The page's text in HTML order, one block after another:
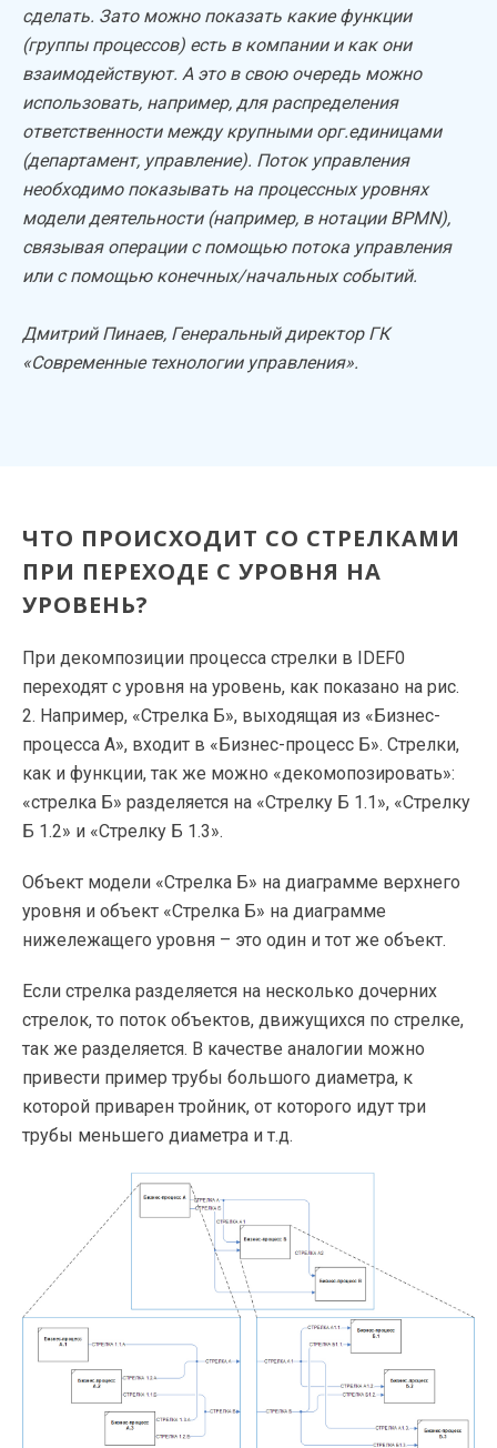
сделать. Зато можно показать какие функции
(группы процессов) есть в компании и как они
взаимодействуют. А это в свою очередь можно
использовать, например, для распределения
ответственности между крупными орг.единицами
(департамент, управление). Поток управления
необходимо показывать на процессных уровнях
модели деятельности (например, в нотации BPMN),
связывая операции с помощью потока управления
или с помощью конечных/начальных событий.
Дмитрий Пинаев, Генеральный директор ГК
«Современные технологии управления».
ЧТО ПРОИСХОДИТ СО СТРЕЛКАМИ
ПРИ ПЕРЕХОДЕ С УРОВНЯ НА
УРОВЕНЬ?
При декомпозиции процесса стрелки в IDEF0
переходят с уровня на уровень, как показано на рис.
2. Например, «Стрелка Б», выходящая из «Бизнес-
процесса А», входит в «Бизнес-процесс Б». Стрелки,
как и функции, так же можно «декомопозировать»:
«стрелка Б» разделяется на «Стрелку Б 1.1», «Стрелку
Б 1.2» и «Стрелку Б 1.3».
Объект модели «Стрелка Б» на диаграмме верхнего
уровня и объект «Стрелка Б» на диаграмме
нижележащего уровня – это один и тот же объект.
Если стрелка разделяется на несколько дочерних
стрелок, то поток объектов, движущихся по стрелке,
так же разделяется. В качестве аналогии можно
привести пример трубы большого диаметра, к
которой приварен тройник, от которого идут три
трубы меньшего диаметра и т.д.